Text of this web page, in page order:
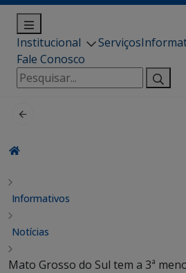
Institucional Serviços
Fale Conosco
Pesquisar
por:
Informativos
Notícias
Mato Grosso do Sul tem a 3ª